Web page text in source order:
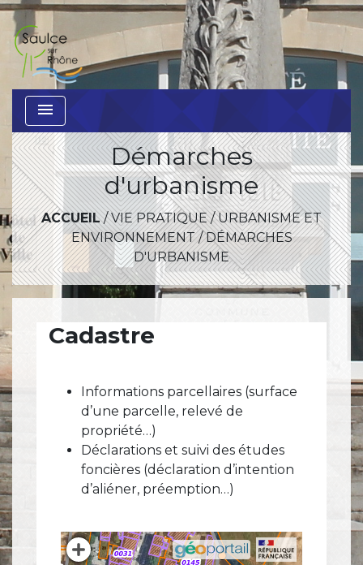
menu
Démarches
d'urbanisme
ACCUEIL/VIE PRATIQUE/URBANISME ET
ENVIRONNEMENT/DÉMARCHES
D'URBANISME
Cadastre
Informations parcellaires (surface
d’une parcelle, relevé de
propriété…)
Déclarations et suivi des études
foncières (déclaration d’intention
d’aliéner, préemption…)